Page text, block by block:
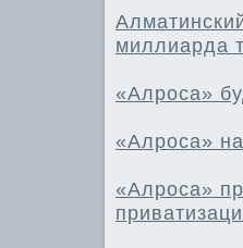
миллиарда
«Алроса»
«Алроса»
«Алроса»